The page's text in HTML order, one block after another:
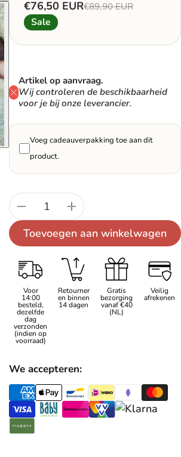
Saleprijs
€76,50 EURNormale prijs
€89,90 EUR
Sale
Artikel op aanvraag.
Wij controleren de beschikbaarheid
voor je bij onze leverancier.
Voeg cadeauverpakking toe aan dit
product.
Aantal:
Toevoegen aan winkelwagen
Voor
14:00
besteld,
dezelfde
dag
verzonden
(indien op
voorraad)
Retourner
en binnen
14 dagen
Gratis
bezorging
vanaf €40
(NL)
Veilig
afrekenen
We accepteren: